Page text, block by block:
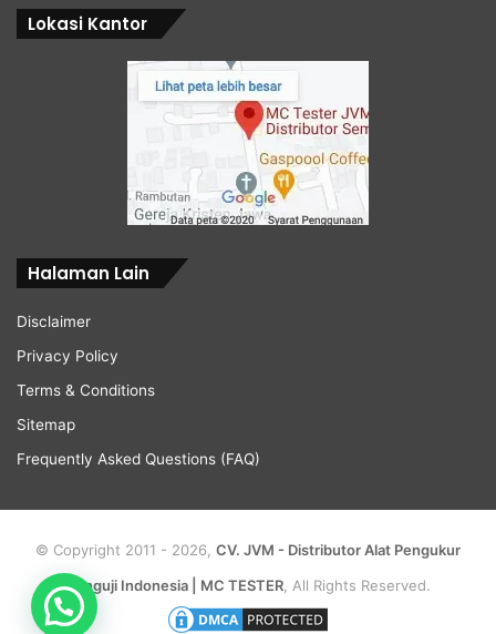
Lokasi Kantor
Halaman Lain
Disclaimer
Privacy Policy
Terms & Conditions
Sitemap
Frequently Asked Questions (FAQ)
© Copyright 2011 - 2026, CV. JVM - Distributor Alat Pengukur
Penguji Indonesia | MC TESTER, All Rights Reserved.